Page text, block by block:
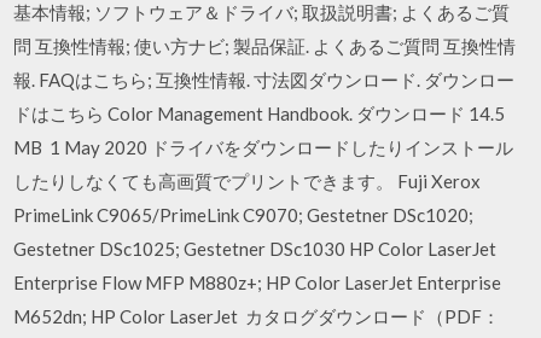
基本情報; ソフトウェア＆ドライバ; 取扱説明書; よくあるご質
問 互換性情報; 使い方ナビ; 製品保証. よくあるご質問 互換性情
報. FAQはこちら; 互換性情報. 寸法図ダウンロード. ダウンロー
ドはこちら Color Management Handbook. ダウンロード 14.5
MB 1 May 2020 ドライバをダウンロードしたりインストール
したりしなくても高画質でプリントできます。 Fuji Xerox
PrimeLink C9065/PrimeLink C9070; Gestetner DSc1020;
Gestetner DSc1025; Gestetner DSc1030 HP Color LaserJet
Enterprise Flow MFP M880z+; HP Color LaserJet Enterprise
M652dn; HP Color LaserJet カタログダウンロード（PDF：